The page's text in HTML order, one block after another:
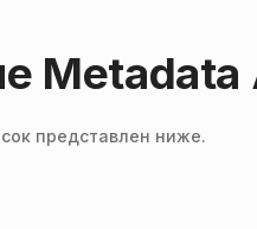
Metadata
представлен ниже.